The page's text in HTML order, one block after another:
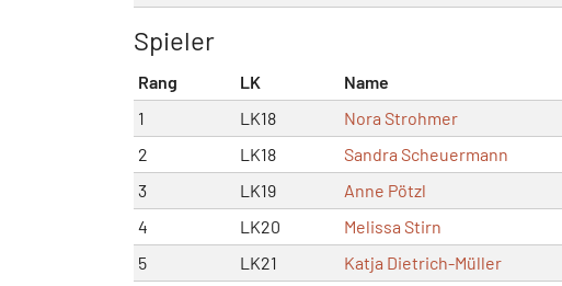
Spieler
Rang LK Name
1
LK18 Nora Strohmer
2
LK18 Sandra Scheuermann
3
LK19 Anne Pötzl
4
LK20 Melissa Stirn
5
LK21 Katja Dietrich-Müller